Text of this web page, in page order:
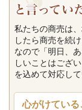
私たちの商売は
したら商売を続
なので「明日、
しいことはござ
を込めて対応し
心がけている